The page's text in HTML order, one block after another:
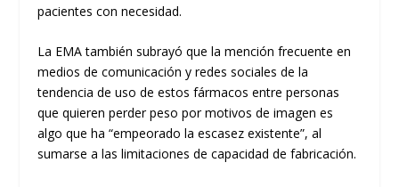
pacientes con necesidad.
La EMA también subrayó que la mención frecuente en
medios de comunicación y redes sociales de la
tendencia de uso de estos fármacos entre personas
que quieren perder peso por motivos de imagen es
algo que ha “empeorado la escasez existente”, al
sumarse a las limitaciones de capacidad de fabricación.